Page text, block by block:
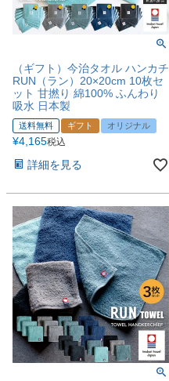
（ギフト）今治タオル ハンカチ
RUN（ラン）20×20cm 10枚セ
ット 甘撚り 綿100% ふんわり
吸水 日本製
送料無料 ギフト オリジナル
¥4,165税込
詳細を見る